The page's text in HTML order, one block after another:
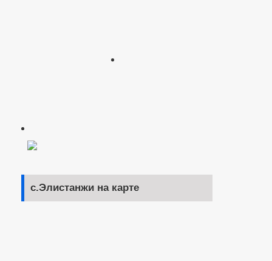
с.Элистанжи на карте